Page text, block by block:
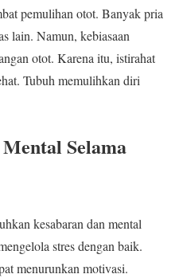
pemulihan otot. Banyak pria
lain. Namun, kebiasaan
otot. Karena itu, istirahat
Tubuh memulihkan diri
Selama
kesabaran dan mental
stres dengan baik.
menurunkan motivasi.